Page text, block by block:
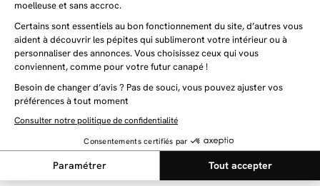
Enfin, sachez que le verre est un matériau qui s’intègre
parfaitement à tous les styles de décoration.
Que vous ayez un intérieur minimaliste, contemporain
ou plus classique, la
console en verre
divers matériaux comme le bois, le métal ou encore le
marbre. De ce fait, elle saura parfaitement trouver sa
place dans votre intérieur, que ce soit dans votre salon,
votre entrée, ou encore dans votre chambre !